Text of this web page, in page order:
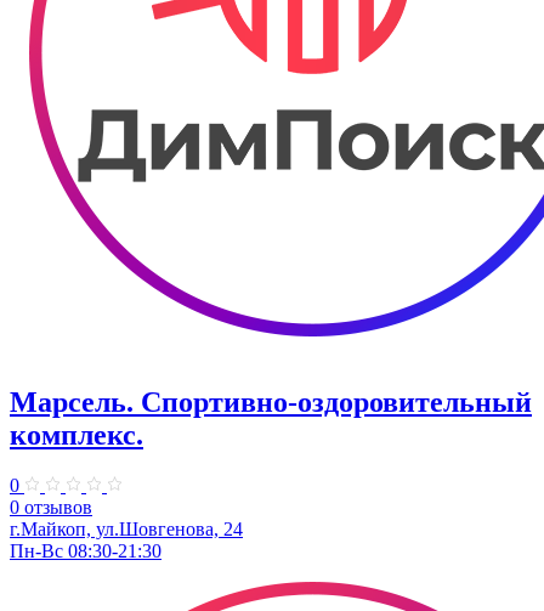
Марсель. Спортивно-оздоровительный
комплекс.
0
0 отзывов
г.Майкоп, ул.Шовгенова, 24
Пн-Вс 08:30-21:30